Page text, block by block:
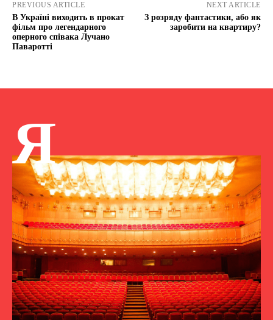
PREVIOUS ARTICLE
В Україні виходить в прокат
фільм про легендарного
оперного співака Лучано
Паваротті
NEXT ARTICLE
З розряду фантастики, або як
заробити на квартиру?
Я